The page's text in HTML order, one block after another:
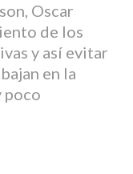
Oscar
de los
y así evitar
en la
poco